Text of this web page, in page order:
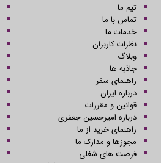
تیم ما
تماس با ما
خدمات ما
نظرات کاربران
وبلاگ
جاذبه ها
راهنمای سفر
درباره ایران
قوانین و مقررات
درباره امیرحسین جعفری
راهنمای خرید از ما
مجوزها و مدارک ما
فرصت های شغلی